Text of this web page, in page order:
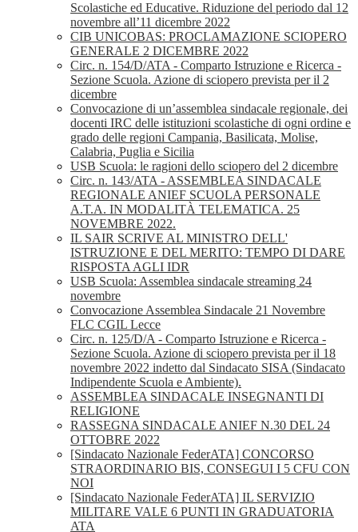
Scolastiche ed Educative. Riduzione del periodo dal 12
novembre all’11 dicembre 2022
CIB UNICOBAS: PROCLAMAZIONE SCIOPERO
GENERALE 2 DICEMBRE 2022
Circ. n. 154/D/ATA - Comparto Istruzione e Ricerca -
Sezione Scuola. Azione di sciopero prevista per il 2
dicembre
Convocazione di un’assemblea sindacale regionale, dei
docenti IRC delle istituzioni scolastiche di ogni ordine e
grado delle regioni Campania, Basilicata, Molise,
Calabria, Puglia e Sicilia
USB Scuola: le ragioni dello sciopero del 2 dicembre
Circ. n. 143/ATA - ASSEMBLEA SINDACALE
REGIONALE ANIEF SCUOLA PERSONALE
A.T.A. IN MODALITÀ TELEMATICA. 25
NOVEMBRE 2022.
IL SAIR SCRIVE AL MINISTRO DELL'
ISTRUZIONE E DEL MERITO: TEMPO DI DARE
RISPOSTA AGLI IDR
USB Scuola: Assemblea sindacale streaming 24
novembre
Convocazione Assemblea Sindacale 21 Novembre
FLC CGIL Lecce
Circ. n. 125/D/A - Comparto Istruzione e Ricerca -
Sezione Scuola. Azione di sciopero prevista per il 18
novembre 2022 indetto dal Sindacato SISA (Sindacato
Indipendente Scuola e Ambiente).
ASSEMBLEA SINDACALE INSEGNANTI DI
RELIGIONE
RASSEGNA SINDACALE ANIEF N.30 DEL 24
OTTOBRE 2022
[Sindacato Nazionale FederATA] CONCORSO
STRAORDINARIO BIS, CONSEGUI I 5 CFU CON
NOI
[Sindacato Nazionale FederATA] IL SERVIZIO
MILITARE VALE 6 PUNTI IN GRADUATORIA
ATA